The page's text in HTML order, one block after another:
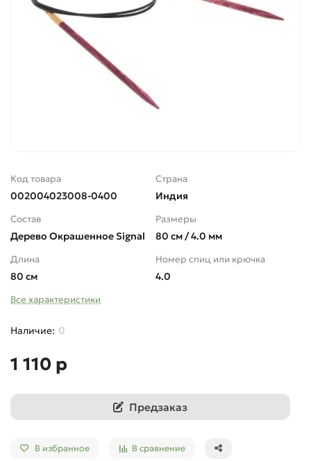
Lana Gatto
Карачаевская пряжа
Пехорка
La Filati
YarnArt
Код товара
002004023008-0400
Страна
Индия
Состав
Дерево Окрашенное Signal
Размеры
80 см / 4.0 мм
Длина
80 см
Номер спиц или крючка
4.0
Все характеристики
0
1 110 р
Предзаказ
В избранное В сравнение